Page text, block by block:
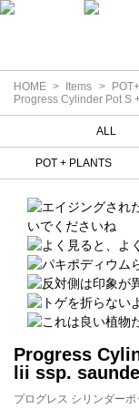
HOME Items
Progress Cylinder Pot S
ALL
POT + PLANTS
Progress
lii ssp.
プログレス シリンダー